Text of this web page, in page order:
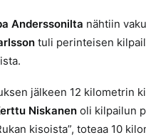
Anderssonilta nähtiin
tuli perinteisen
jälkeen 12 kilometrin
Niskanen oli kilpailun
kisoista”, toteaa 10